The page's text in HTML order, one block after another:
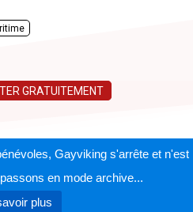
GRATUITEMENT